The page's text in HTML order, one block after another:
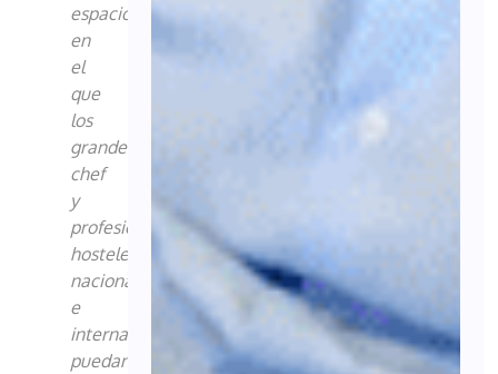
espacio
en
el
que
los
grandes
chef
y
profesionales
hosteleros
nacionales
e
internacionales
puedan